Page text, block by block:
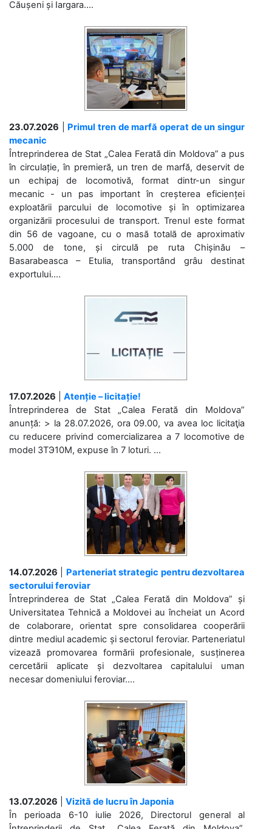
Căușeni și Iargara....
23.07.2026
Primul tren de marfă operat de un singur
mecanic
Întreprinderea de Stat „Calea Ferată din Moldova” a pus
în circulație, în premieră, un tren de marfă, deservit de
un echipaj de locomotivă, format dintr-un singur
mecanic - un pas important în creșterea eficienței
exploatării parcului de locomotive și în optimizarea
organizării procesului de transport. Trenul este format
din 56 de vagoane, cu o masă totală de aproximativ
5.000 de tone, și circulă pe ruta Chișinău –
Basarabeasca – Etulia, transportând grâu destinat
exportului....
17.07.2026
Atenție – licitație!
Întreprinderea de Stat „Calea Ferată din Moldova”
anunță: > la 28.07.2026, ora 09.00, va avea loc licitaţia
cu reducere privind comercializarea a 7 locomotive de
model 3ТЭ10М, expuse în 7 loturi. ...
14.07.2026
Parteneriat strategic pentru dezvoltarea
sectorului feroviar
Întreprinderea de Stat „Calea Ferată din Moldova” și
Universitatea Tehnică a Moldovei au încheiat un Acord
de colaborare, orientat spre consolidarea cooperării
dintre mediul academic și sectorul feroviar. Parteneriatul
vizează promovarea formării profesionale, susținerea
cercetării aplicate și dezvoltarea capitalului uman
necesar domeniului feroviar....
13.07.2026
Vizită de lucru în Japonia
În perioada 6-10 iulie 2026, Directorul general al